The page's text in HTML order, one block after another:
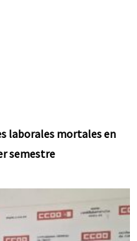
laborales mortales en
semestre